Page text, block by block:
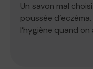
Un savon mal
poussée
l’hygiène quand on